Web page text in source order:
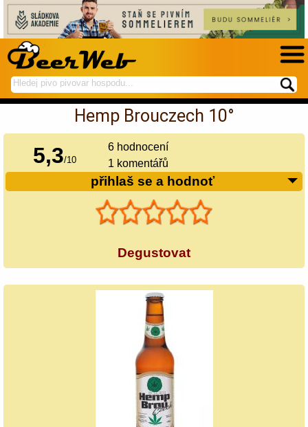
hledej
na
spustí
hledání
Hemp Brouczech 10°
5,3/10
6 hodnocení
1 komentářů
přihlaš se a hodnoť
Degustovat